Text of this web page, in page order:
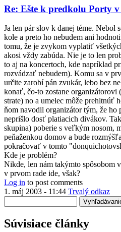
In
reply
to
Re:
Ešte
k
predkolu
Porty
v
Košiciach
-
by
Anonymný
(bez
overenia)
Re: Ešte k predkolu Porty
Ja len pár slov k danej téme. Nebol
kole a preto ho nebudem ani
tomu, že je zvykom vyplatiť
akosi vždy zabúda. Nie je to len
to aj na koncertoch, kde napríklad
rozvádzať nebudem). Komu sa v
určite zarobí pán zvukár, lebo bez
konať, čo-to zostane organizátorovi
strate) no a umelec môže prehltnúť
ňom navodil organizátor tým, že ho
neprišlo dosť platiacich divákov.
skupina) poberie s veľkým nosom,
peňaženkou domov a bude
pokračovať v tomto
Kde je problém?
Nikde, len nám takýmto spôsobom
v prvom rade ide, však?
Log in to post comments
1. máj 2003 - 11:44 Trvalý odkaz
Súvisiace články